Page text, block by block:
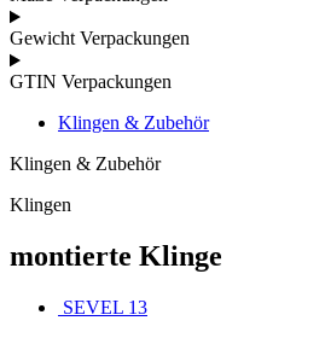
Gewicht Verpackungen
GTIN Verpackungen
Klingen & Zubehör
Klingen & Zubehör
Klingen
montierte Klinge
SEVEL 13